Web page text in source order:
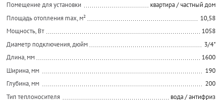
Помещение для установки
квартира / частный дом
Площадь отопления max, м²
10,58
Мощность, Вт
1058
Диаметр подключения, дюйм
3/4"
Длина, мм
1600
Ширина, мм
190
Глубина, мм
200
Тип теплоносителя
вода / антифриз